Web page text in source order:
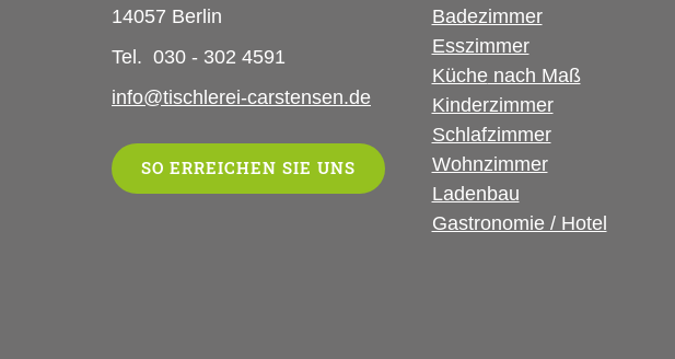
14057 Berlin
Tel. 030 - 302 4591
info@tischlerei-carstensen.de
SO ERREICHEN SIE UNS
Badezimmer
Esszimmer
Küchenach Maß
Kinderzimmer
Schlafzimmer
Wohnzimmer
Ladenbau
Gastronomie / Hotel